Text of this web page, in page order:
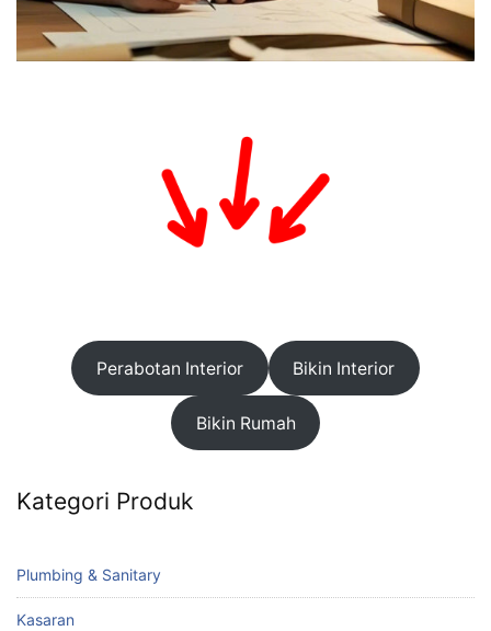
Perabotan Interior Bikin Interior
Bikin Rumah
Kategori Produk
Plumbing & Sanitary
Kasaran